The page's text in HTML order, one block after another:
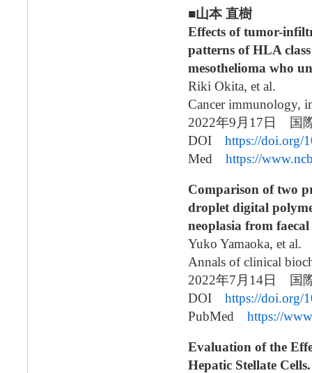
■山本 直樹
Effects of tumor-
patterns of HLA
mesothelioma who
Riki Okita, et al.
Cancer immunology,
2022年9月17日 国
DOI https://doi.org/
Med https://
Comparison of two
droplet digital
neoplasia from faecal
Yuko Yamaoka, et al.
Annals of clinical
2022年7月14日 国
DOI https://doi.org/
PubMed https://
Evaluation of the
Hepatic Stellate Cells.